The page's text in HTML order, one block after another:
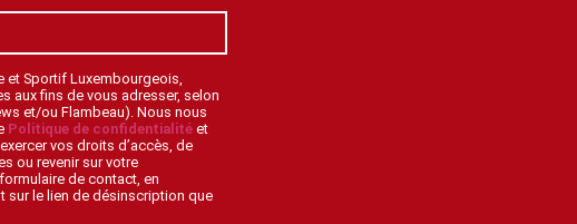
et Sportif Luxembourgeois,
aux fins de vous adresser, selon
et/ou Flambeau). Nous nous
Politique de confidentialité et
vos droits d’accès, de
ou revenir sur votre
de contact, en
sur le lien de désinscription que